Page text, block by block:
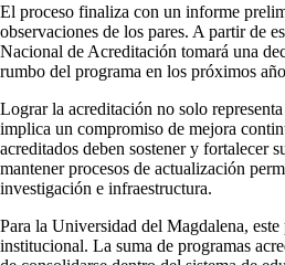
El proceso finaliza con un informe
observaciones de los pares. A partir de
Nacional de Acreditación tomará una
rumbo del programa en los próximos
Lograr la acreditación no solo
implica un compromiso de mejora
acreditados deben sostener y fortalecer
mantener procesos de actualización
investigación e infraestructura.
Para la Universidad del Magdalena,
institucional. La suma de programas